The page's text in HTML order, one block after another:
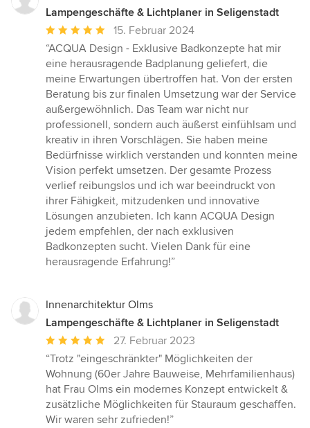
Lampengeschäfte & Lichtplaner in Seligenstadt
Durchschnittliche
Bewertung:
5
von
5
Sternen
15. Februar 2024
“ACQUA Design - Exklusive Badkonzepte hat mir
eine herausragende Badplanung geliefert, die
meine Erwartungen übertroffen hat. Von der ersten
Beratung bis zur finalen Umsetzung war der Service
außergewöhnlich. Das Team war nicht nur
professionell, sondern auch äußerst einfühlsam und
kreativ in ihren Vorschlägen. Sie haben meine
Bedürfnisse wirklich verstanden und konnten meine
Vision perfekt umsetzen. Der gesamte Prozess
verlief reibungslos und ich war beeindruckt von
ihrer Fähigkeit, mitzudenken und innovative
Lösungen anzubieten. Ich kann ACQUA Design
jedem empfehlen, der nach exklusiven
Badkonzepten sucht. Vielen Dank für eine
herausragende Erfahrung!”
Innenarchitektur Olms
Lampengeschäfte & Lichtplaner in Seligenstadt
Durchschnittliche
Bewertung:
5
von
5
Sternen
27. Februar 2023
“Trotz "eingeschränkter" Möglichkeiten der
Wohnung (60er Jahre Bauweise, Mehrfamilienhaus)
hat Frau Olms ein modernes Konzept entwickelt &
zusätzliche Möglichkeiten für Stauraum geschaffen.
Wir waren sehr zufrieden!”